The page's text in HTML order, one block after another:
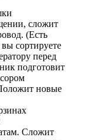
сложит
(Есть
сортируете
перед
подготовит
новые
Сложит